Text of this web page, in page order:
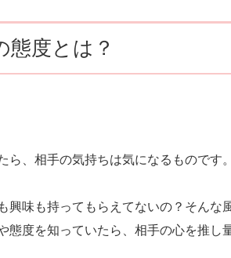
態度とは？
、相手の気持ちは気になるものです。
興味も持ってもらえてないの？そんな
態度を知っていたら、相手の心を推し